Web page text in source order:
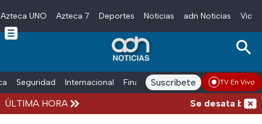
Skip to main content
Azteca UNO Azteca 7 Deportes Noticias adn Noticias
Seguridad Internacional Finanzas adn Noticias Radio
Suscríbete TV En Vivo
ÚLTIMA HORA Se desata